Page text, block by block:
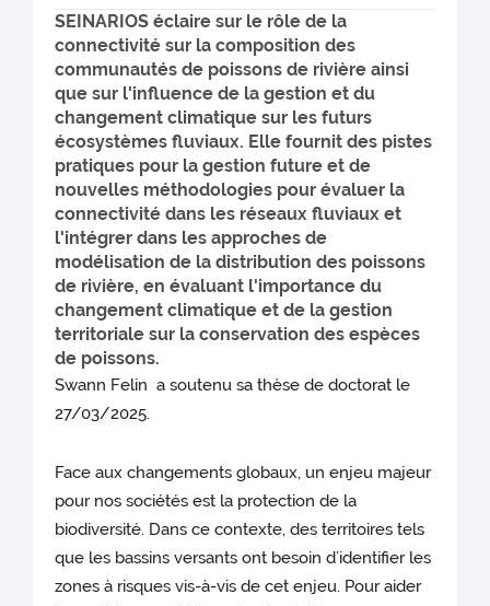
SEINARIOS éclaire sur le rôle de la
connectivité sur la composition des
communautés de poissons de rivière ainsi
que sur l'influence de la gestion et du
changement climatique sur les futurs
écosystèmes fluviaux. Elle fournit des pistes
pratiques pour la gestion future et de
nouvelles méthodologies pour évaluer la
connectivité dans les réseaux fluviaux et
l'intégrer dans les approches de
modélisation de la distribution des poissons
de rivière, en évaluant l'importance du
changement climatique et de la gestion
territoriale sur la conservation des espèces
de poissons.
Swann Felin a soutenu sa thèse de doctorat le
27/03/2025.
Face aux changements globaux, un enjeu majeur
pour nos sociétés est la protection de la
biodiversité. Dans ce contexte, des territoires tels
que les bassins versants ont besoin d’identifier les
zones à risques vis-à-vis de cet enjeu. Pour aider